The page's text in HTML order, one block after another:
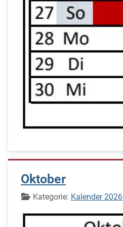
Oktober
DetailsKategorie: Kalender 2026